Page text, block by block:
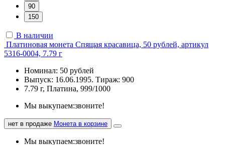
90
150
В наличии
Платиновая монета Спящая красавица, 50 рублей, артикул
5316-0004, 7.79 г
Номинал: 50 рублей
Выпуск: 16.06.1995. Тираж: 900
7.79 г, Платина, 999/1000
Мы выкупаем:звоните!
нет в продаже Монета в корзине
Мы выкупаем:звоните!